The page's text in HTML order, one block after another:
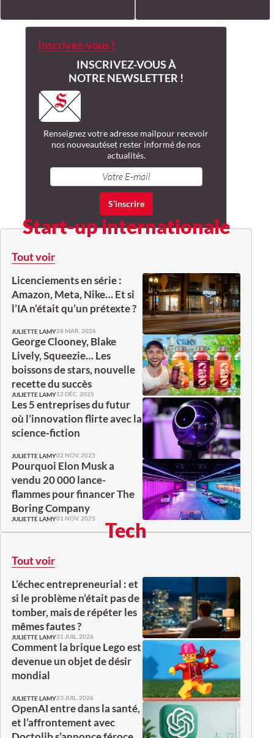
Inscrivez-vous !
INSCRIVEZ-VOUS À
NOTRE NEWSLETTER !
Renseignez votre adresse mailpour recevoir
nos nouveautéset rester informé de nos
actualités.
Start-up internationale
Tout voir
Licenciements en série :
Amazon, Meta, Nike… Et si
l’IA n’était qu’un prétexte ?
JULIETTE LAMY28 MAR. 2026
George Clooney, Blake
Lively, Squeezie… Les
boissons de stars, nouvelle
recette du succès
JULIETTE LAMY12 DÉC. 2025
Les 5 entreprises du futur
où l’innovation flirte avec la
science-fiction
JULIETTE LAMY02 NOV. 2025
Pourquoi Elon Musk a
vendu 20 000 lance-
flammes pour financer The
Boring Company
JULIETTE LAMY01 NOV. 2025 Tech
Tout voir
L’échec entrepreneurial : et
si le problème n’était pas de
tomber, mais de répéter les
mêmes fautes ?
JULIETTE LAMY31 JUIL. 2026
Comment la brique Lego est
devenue un objet de désir
mondial
JULIETTE LAMY23 JUIL. 2026
OpenAI entre dans la santé,
et l’affrontement avec